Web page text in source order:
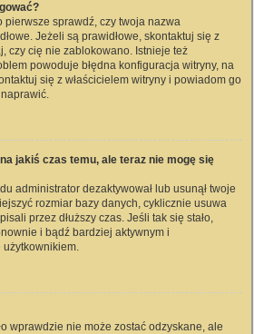
pierwsze sprawdź, czy twoja nazwa
Jeżeli są prawidłowe, skontaktuj się z
czy cię nie zablokowano. Istnieje też
powoduje błędna konfiguracja witryny, na
się z właścicielem witryny i powiadom go
jakiś czas temu, ale teraz nie mogę się
administrator dezaktywował lub usunął twoje
rozmiar bazy danych, cyklicznie usuwa
przez dłuższy czas. Jeśli tak się stało,
i bądź bardziej aktywnym i
wprawdzie nie może zostać odzyskane, ale